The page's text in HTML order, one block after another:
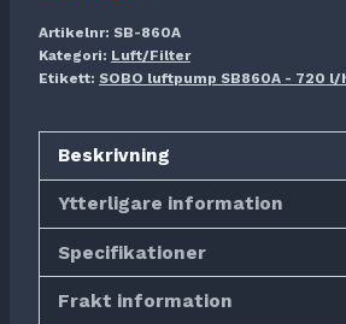
Artikelnr: SB-860A
Kategori: Luft/Filter
Etikett: SOBO luftpump SB860A - 720 l/
Beskrivning
Ytterligare information
Specifikationer
Frakt information